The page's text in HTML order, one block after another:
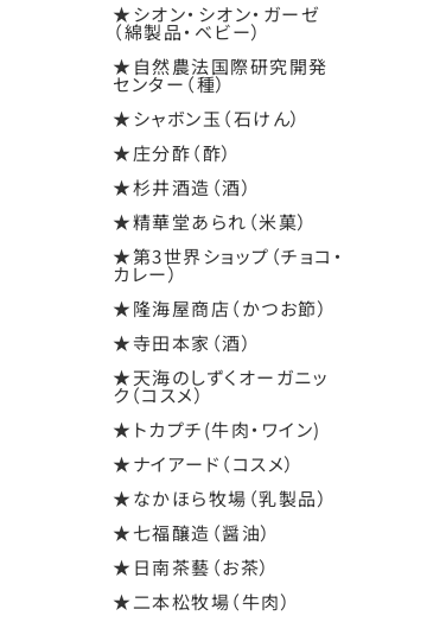
★シオン・シオン・ガーゼ
（綿製品・ベビー）
★自然農法国際研究開発
センター（種）
★シャボン玉（石けん）
★庄分酢（酢）
★杉井酒造（酒）
★精華堂あられ（米菓）
★第3世界ショップ（チョコ・
カレー）
★隆海屋商店（かつお節）
★寺田本家（酒）
★天海のしずくオーガニッ
ク（コスメ）
★トカプチ(牛肉・ワイン)
★ナイアード（コスメ）
★なかほら牧場（乳製品）
★七福醸造（醤油）
★日南茶藝（お茶）
★二本松牧場（牛肉）